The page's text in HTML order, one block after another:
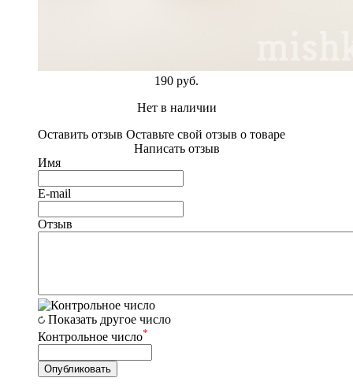
190 руб.
Нет в наличии
Оставить отзыв Оставьте свой отзыв о товаре
Написать отзыв
Имя
E-mail
Отзыв
Показать другое число
Контрольное число*